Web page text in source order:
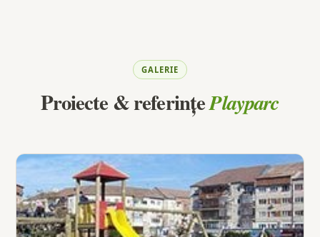
GALERIE
Proiecte & referințePlayparc